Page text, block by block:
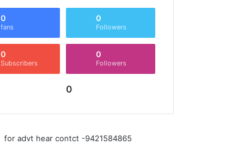
0
fans
0
Followers
0
Subscribers
0
Followers
0